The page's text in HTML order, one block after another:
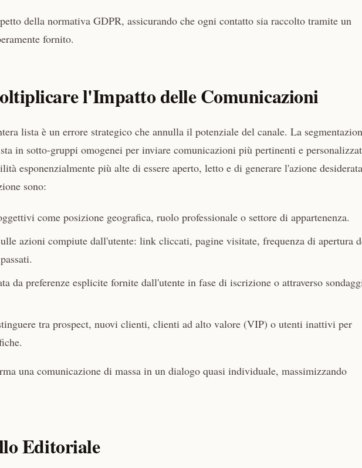
della normativa GDPR, assicurando che ogni contatto sia raccolto tramite un
fornito.
l'Impatto delle Comunicazioni
lista è un errore strategico che annulla il potenziale del canale. La
in sotto-gruppi omogenei per inviare comunicazioni più pertinenti e
esponenzialmente più alte di essere aperto, letto e di generare l'azione
sono:
come posizione geografica, ruolo professionale o settore di appartenenza.
azioni compiute dall'utente: link cliccati, pagine visitate, frequenza di apertura
da preferenze esplicite fornite dall'utente in fase di iscrizione o attraverso
tra prospect, nuovi clienti, clienti ad alto valore (VIP) o utenti inattivi per
una comunicazione di massa in un dialogo quasi individuale, massimizzando
Editoriale